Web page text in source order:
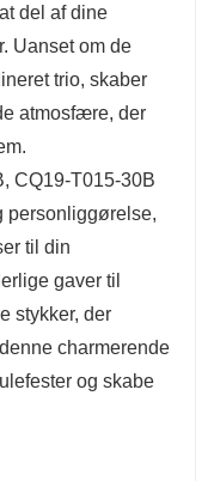
række
gør det perfekt til
del af dine
Uanset om de
trio, skaber
atmosfære, der
CQ19-T015-30B
personliggørelse,
til din
gaver til
stykker, der
charmerende
og skabe